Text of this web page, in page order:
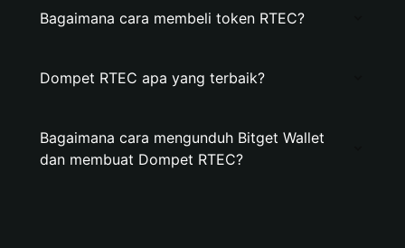
Bagaimana cara membeli token RTEC?
Dompet RTEC apa yang terbaik?
Bagaimana cara mengunduh Bitget Wallet
dan membuat Dompet RTEC?